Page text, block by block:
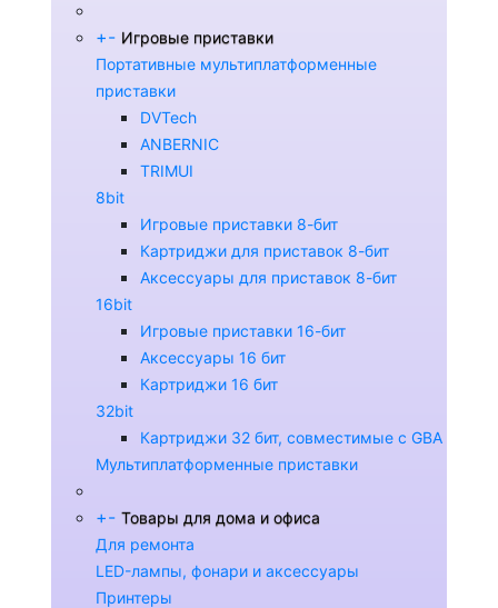
+- Игровые приставки
Портативные мультиплатформенные
приставки
DVTech
ANBERNIC
TRIMUI
8bit
Игровые приставки 8-бит
Картриджи для приставок 8-бит
Аксессуары для приставок 8-бит
16bit
Игровые приставки 16-бит
Аксессуары 16 бит
Картриджи 16 бит
32bit
Картриджи 32 бит, совместимые с GBA
Мультиплатформенные приставки
+- Товары для дома и офиса
Для ремонта
LED-лампы, фонари и аксессуары
Принтеры